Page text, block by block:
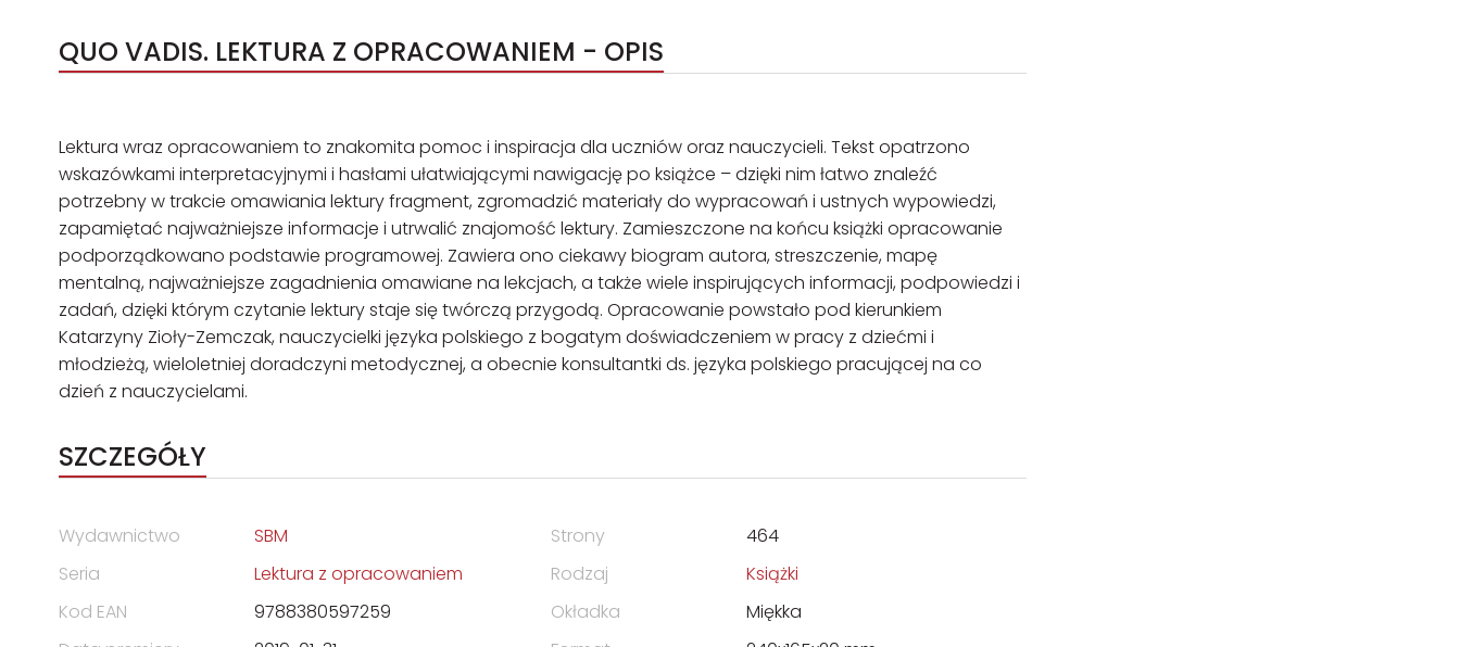
QUO VADIS. LEKTURA Z OPRACOWANIEM - OPIS
Lektura wraz opracowaniem to znakomita pomoc i inspiracja dla uczniów oraz nauczycieli. Tekst opatrzono
wskazówkami interpretacyjnymi i hasłami ułatwiającymi nawigację po książce – dzięki nim łatwo znaleźć
potrzebny w trakcie omawiania lektury fragment, zgromadzić materiały do wypracowań i ustnych wypowiedzi,
zapamiętać najważniejsze informacje i utrwalić znajomość lektury. Zamieszczone na końcu książki opracowanie
podporządkowano podstawie programowej. Zawiera ono ciekawy biogram autora, streszczenie, mapę
mentalną, najważniejsze zagadnienia omawiane na lekcjach, a także wiele inspirujących informacji, podpowiedzi i
zadań, dzięki którym czytanie lektury staje się twórczą przygodą. Opracowanie powstało pod kierunkiem
Katarzyny Zioły-Zemczak, nauczycielki języka polskiego z bogatym doświadczeniem w pracy z dziećmi i
młodzieżą, wieloletniej doradczyni metodycznej, a obecnie konsultantki ds. języka polskiego pracującej na co
dzień z nauczycielami.
SZCZEGÓŁY
Wydawnictwo
SBM
Seria
Lektura z opracowaniem
Kod EAN
9788380597259
Strony
464
Rodzaj
Książki
Okładka
Miękka